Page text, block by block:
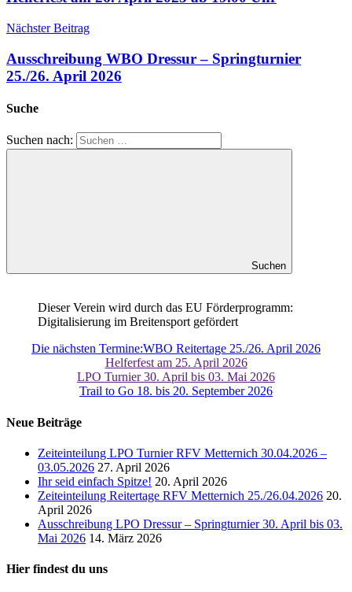
Nächster Beitrag
Ausschreibung WBO Dressur – Springturnier
25./26. April 2026
Suche
Suchen nach:
Suchen
Dieser Verein wird durch das EU Förderprogramm:
Digitalisierung im Breitensport gefördert
Die nächsten Termine:WBO Reitertage 25./26. April 2026
Helferfest am 25. April 2026
LPO Turnier 30. April bis 03. Mai 2026
Trail to Go 18. bis 20. September 2026
Neue Beiträge
Zeiteinteilung LPO Turnier RFV Metternich 30.04.2026 –
03.05.2026 27. April 2026
Ihr seid einfach Spitze! 20. April 2026
Zeiteinteilung Reitertage RFV Metternich 25./26.04.2026 20.
April 2026
Ausschreibung LPO Dressur – Springturnier 30. April bis 03.
Mai 2026 14. März 2026
Hier findest du uns